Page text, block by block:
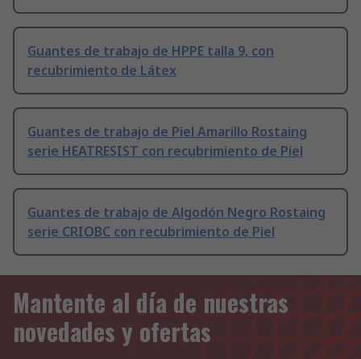
Guantes de trabajo de HPPE talla 9, con
recubrimiento de Látex
Guantes de trabajo de Piel Amarillo Rostaing
serie HEATRESIST con recubrimiento de Piel
Guantes de trabajo de Algodón Negro Rostaing
serie CRIOBC con recubrimiento de Piel
Mantente al día de nuestras
novedades y ofertas